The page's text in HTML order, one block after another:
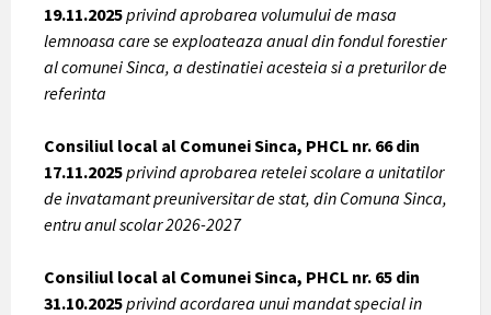
19.11.2025privind aprobarea volumului de masa
lemnoasa care se exploateaza anual din fondul forestier
al comunei Sinca, a destinatiei acesteia si a preturilor de
referinta
Consiliul local al Comunei Sinca, PHCL nr. 66 din
17.11.2025privind aprobarea retelei scolare a unitatilor
de invatamant preuniversitar de stat, din Comuna Sinca,
entru anul scolar 2026-2027
Consiliul local al Comunei Sinca, PHCL nr. 65 din
31.10.2025privind acordarea unui mandat special in